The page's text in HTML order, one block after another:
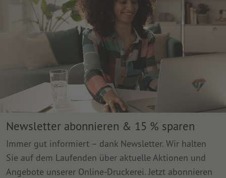
Newsletter abonnieren & 15 % sparen
Immer gut informiert – dank Newsletter. Wir halten
Sie auf dem Laufenden über aktuelle Aktionen und
Angebote unserer Online-Druckerei. Jetzt abonnieren